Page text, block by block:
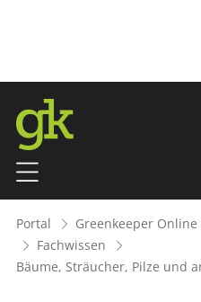
Portal Greenkeeper Online
Fachwissen
Bäume, Sträucher, Pilze und